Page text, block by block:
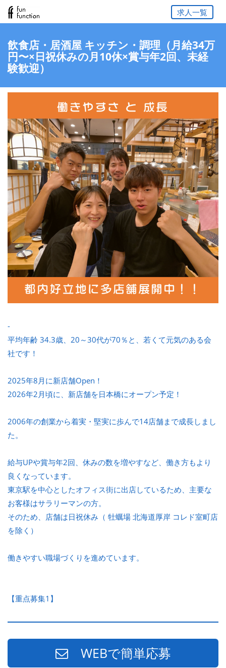
求人一覧
飲食店・居酒屋 キッチン・調理（月給34万
円〜×日祝休みの月10休×賞与年2回、未経
験歓迎）
-
平均年齢 34.3歳、20～30代が70％と、若くて元気のある会
社です！
2025年8月に新店舗Open！
2026年2月頃に、新店舗を日本橋にオープン予定！
2006年の創業から着実・堅実に歩んで14店舗まで成長しまし
た。
給与UPや賞与年2回、休みの数を増やすなど、働き方もより
良くなっています。
東京駅を中心としたオフィス街に出店しているため、主要な
お客様はサラリーマンの方。
そのため、店舗は日祝休み（ 牡蠣場 北海道厚岸 コレド室町店
を除く）
働きやすい職場づくりを進めています。
【重点募集1】
WEBで簡単応募